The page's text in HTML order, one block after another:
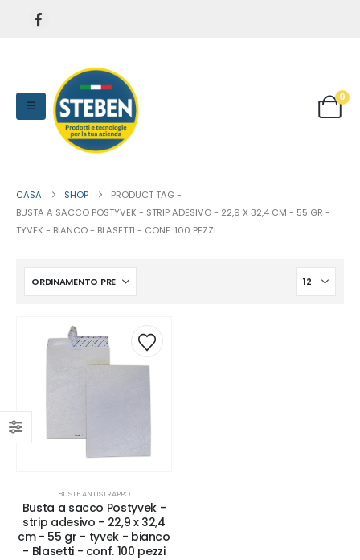
0
CASA SHOP
PRODUCT TAG -
BUSTA A SACCO POSTYVEK - STRIP ADESIVO - 22,9 X 32,4 CM - 55 GR -
TYVEK - BIANCO - BLASETTI - CONF. 100 PEZZI
BUSTE ANTISTRAPPO
Busta a sacco Postyvek -
strip adesivo - 22,9 x 32,4
cm - 55 gr - tyvek - bianco
- Blasetti - conf. 100 pezzi